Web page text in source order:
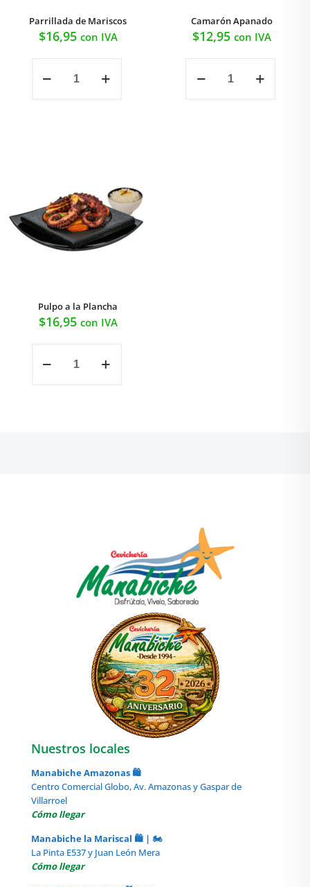
Parrillada de Mariscos
$16,95 con IVA
Camarón Apanado
$12,95 con IVA
Apanado
Pulpo a la Plancha
$16,95 con IVA
Nuestros locales
Manabiche Amazonas 🛍️
Centro Comercial Globo, Av. Amazonas y Gaspar de
Villarroel
Cómo llegar
Manabiche la Mariscal 🛍️ | 🏍️
La Pinta E537 y Juan León Mera
Cómo llegar